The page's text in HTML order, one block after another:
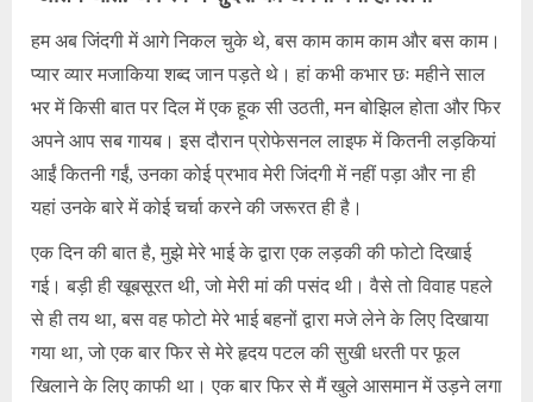
हम अब जिंदगी में आगे निकल चुके थे, बस काम काम काम और बस काम।
प्यार व्यार मजाकिया शब्द जान पड़ते थे। हां कभी कभार छः महीने साल
भर में किसी बात पर दिल में एक हूक सी उठती, मन बोझिल होता और फिर
अपने आप सब गायब। इस दौरान प्रोफेसनल लाइफ में कितनी लड़कियां
आईं कितनी गईं, उनका कोई प्रभाव मेरी जिंदगी में नहीं पड़ा और ना ही
यहां उनके बारे में कोई चर्चा करने की जरूरत ही है।
एक दिन की बात है, मुझे मेरे भाई के द्वारा एक लड़की की फोटो दिखाई
गई। बड़ी ही खूबसूरत थी, जो मेरी मां की पसंद थी। वैसे तो विवाह पहले
से ही तय था, बस वह फोटो मेरे भाई बहनों द्वारा मजे लेने के लिए दिखाया
गया था, जो एक बार फिर से मेरे हृदय पटल की सुखी धरती पर फूल
खिलाने के लिए काफी था। एक बार फिर से मैं खुले आसमान में उड़ने लगा